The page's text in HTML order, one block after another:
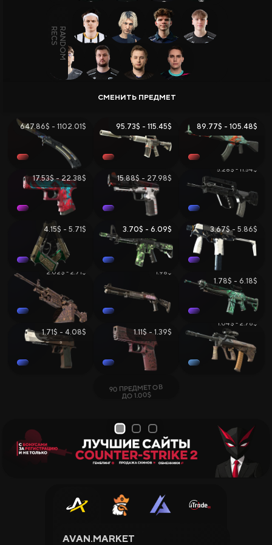
Продажа и Обмен Скинов
Все Сайты
Бонус за Регистрацию
Бонус к Депозиту
Ежедневный Бонус
Бонус к Продаже
Розыгрыши
647.86$ - 1102.01$ 95.73$ - 115.45$ 89.77$ - 105.48$
17.53$ - 22.38$ 15.88$ - 27.98$
5.28$ - 11.54$
4.15$ - 5.71$ 3.70$ - 6.09$ 3.67$ - 5.86$
2.02$ - 2.71$ 1.98$
1.78$ - 6.18$
1.71$ - 4.08$ 1.11$ - 1.39$
1.04$ - 2.76$
90 ПРЕДМЕТОВ
ДО 1.00$
ВСЕГО ПРЕДМЕТОВ: 132, ОБЩАЯ СТОИМОСТЬ:
ПОСЛЕДНЕЕ ОБНОВЛЕНИЕ:06.05.2026
1 2 3
AVAN.MARKET